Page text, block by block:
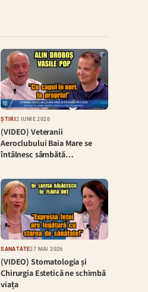
ȘTIRI2 IUNIE 2026
(VIDEO) Veteranii
Aeroclubului Baia Mare se
întâlnesc sâmbătă…
SĂNĂTATE27 MAI 2026
(VIDEO) Stomatologia și
Chirurgia Estetică ne schimbă
viața